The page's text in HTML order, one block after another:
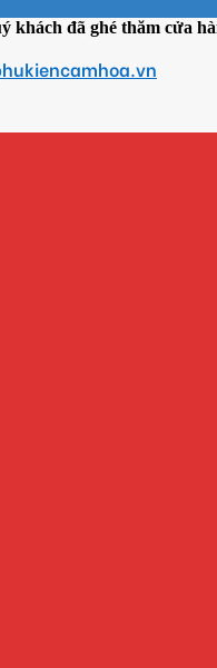
khách đã ghé thăm cửa